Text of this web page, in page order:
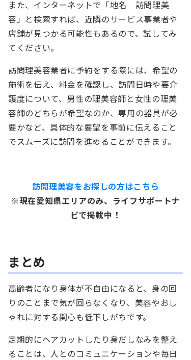
また、インターネットで「地名 訪問理美
容」と検索すれば、近隣のサービス事業者や
店舗が見つかる可能性もあるので、試してみ
てください。
訪問理美容業者に予約をする際には、希望の
施術を伝え、料金を確認し、訪問日時や要介
護度について、男性の理美容師と女性の理美
容師のどちらが希望なのか、専用の器具が必
要かなど、具体的な要望を事前に伝えること
でスムーズに訪問を進めることができます。
訪問理美容をお探しの方はこちら
※現在愛知県エリアのみ、ライフサポートナ
ビで掲載中！
まとめ
高齢者になり身体が不自由になると、身の回
りのことまで気が回らなくなり、美容やおし
ゃれに対する関心も低下しがちです。
定期的にヘアカットしたり身だしなみを整え
ることは、人とのコミュニケーションや毎日